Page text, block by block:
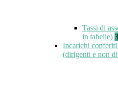
Tassi di
in tabelle)
Incarichi
(dirigenti e non